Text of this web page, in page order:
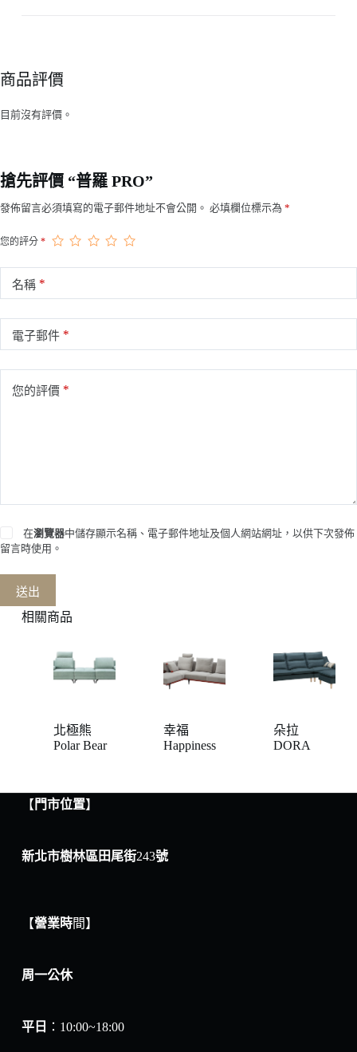
商品評價
目前沒有評價。
搶先評價 “普羅 PRO”
發佈留言必須填寫的電子郵件地址不會公開。 必填欄位標示為 *
您的評分 *
名稱 *
電子郵件 *
您的評價 *
在瀏覽器中儲存顯示名稱、電子郵件地址及個人網站網址，以供下次發佈
留言時使用。
送出
相關商品
北極熊
Polar Bear
幸福
Happiness
朵拉
DORA
【 門市位置】
新北市樹林區田尾街243號
【營業時間】
周一公休
平日 ：10:00~18:00